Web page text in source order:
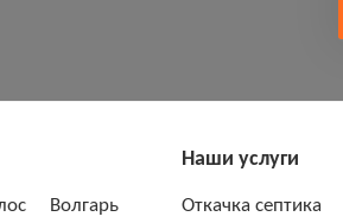
Волгарь
Наши услуги
Откачка септика